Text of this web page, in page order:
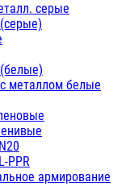
серые
металлом белые
PPR
армирование